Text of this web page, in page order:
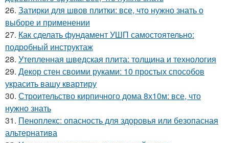
26. Затирки для швов плитки: все, что нужно знать о
выборе и применении
27. Как сделать фундамент УШП самостоятельно:
подробный инструктаж
28. Утепленная шведская плита: толщина и технология
29. Декор стен своими руками: 10 простых способов
украсить вашу квартиру
30. Строительство кирпичного дома 8х10м: все, что
нужно знать
31. Пеноплекс: опасность для здоровья или безопасная
альтернатива